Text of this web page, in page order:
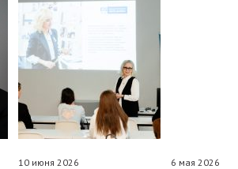
10 июня 2026 6 мая 2026